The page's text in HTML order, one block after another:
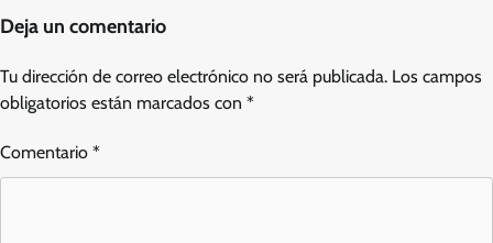
Deja un comentario
Tu dirección de correo electrónico no será publicada. Los campos
obligatorios están marcados con *
Comentario *